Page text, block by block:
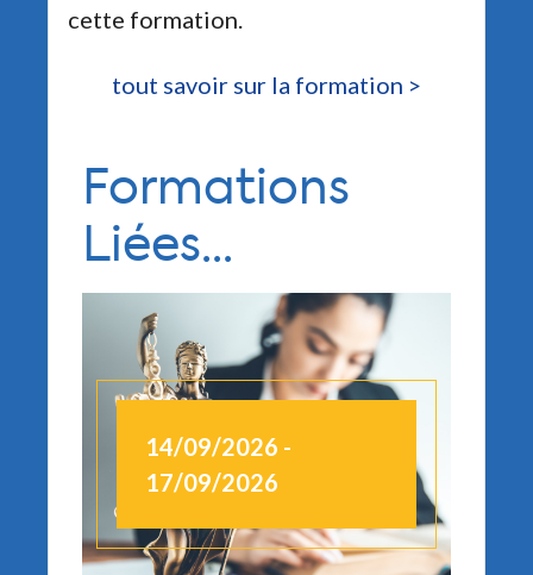
cette formation.
tout savoir sur la formation >
Formations
Liées...
14/09/2026 -
17/09/2026